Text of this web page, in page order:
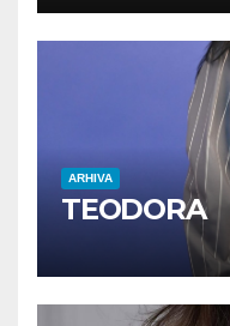
ARHIVA
TEODORA